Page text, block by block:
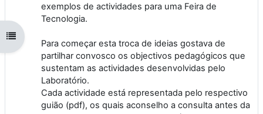
Abrir índice da disciplina
exemplos de actividades para uma Feira de
Tecnologia.
Para começar esta troca de ideias gostava de
partilhar convosco os objectivos pedagógicos que
sustentam as actividades desenvolvidas pelo
Laboratório.
Cada actividade está representada pelo respectivo
guião (pdf), os quais aconselho a consulta antes da